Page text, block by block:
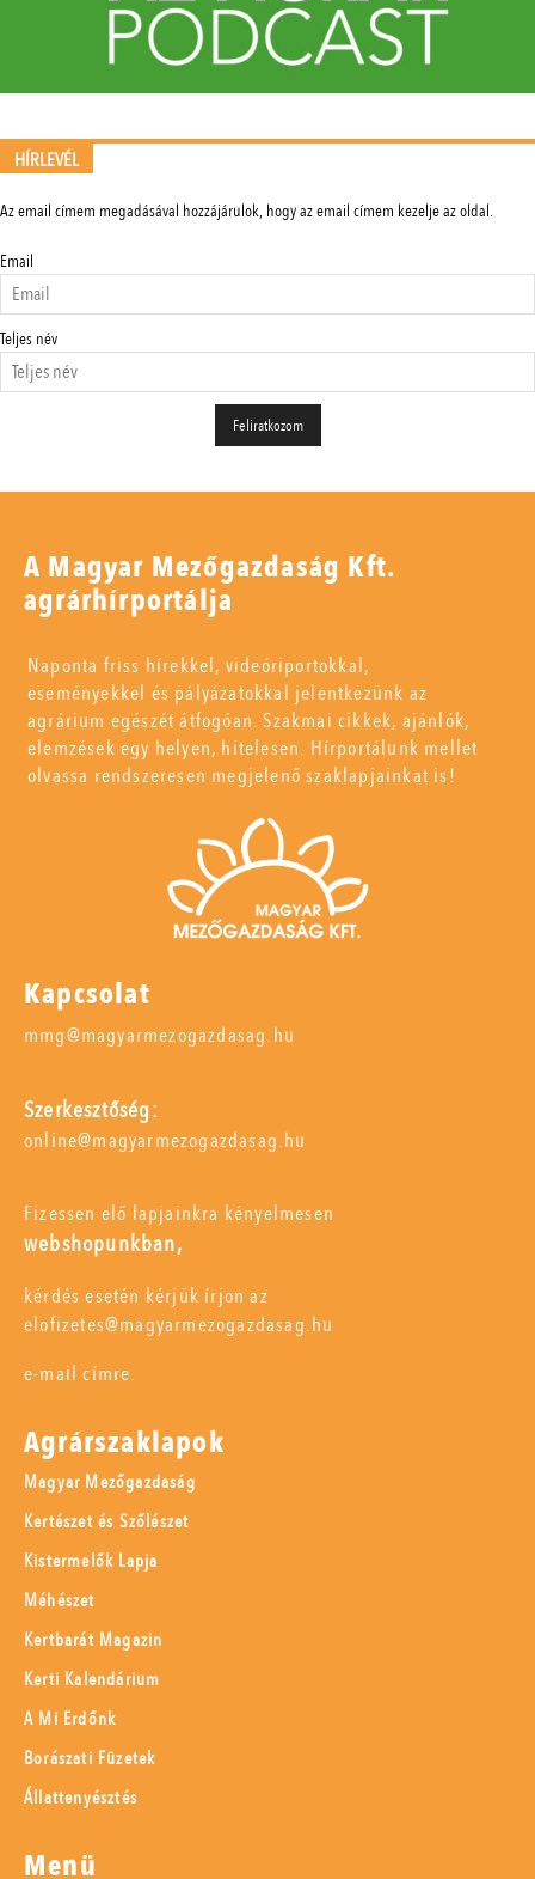
HÍRLEVÉL
Az email címem megadásával hozzájárulok, hogy az email címem kezelje az oldal.
Email
Teljes név
A Magyar Mezőgazdaság Kft.
agrárhírportálja
Naponta friss hírekkel, videóriportokkal,
eseményekkel és pályázatokkal jelentkezünk az
agrárium egészét átfogóan. Szakmai cikkek, ajánlók,
elemzések egy helyen, hitelesen. Hírportálunk mellet
olvassa rendszeresen megjelenő szaklapjainkat is!
Kapcsolat
mmg@magyarmezogazdasag.hu
Szerkesztőség:
online@magyarmezogazdasag.hu
Fizessen elő lapjainkra kényelmesen
webshopunkban,
kérdés esetén kérjük írjon az
elofizetes@magyarmezogazdasag.hu
e-mail címre.
Agrárszaklapok
Magyar Mezőgazdaság
Kertészet és Szőlészet
Kistermelők Lapja
Méhészet
Kertbarát Magazin
Kerti Kalendárium
A Mi Erdőnk
Borászati Füzetek
Állattenyésztés
Menü